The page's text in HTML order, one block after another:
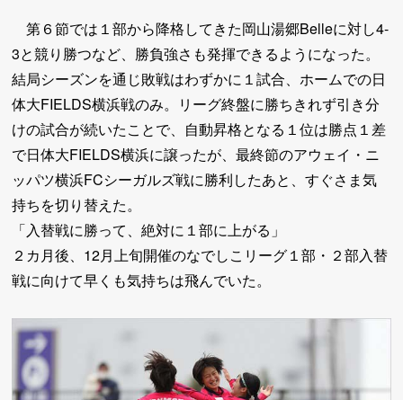
第６節では１部から降格してきた岡山湯郷Belleに対し4-
3と競り勝つなど、勝負強さも発揮できるようになった。
結局シーズンを通じ敗戦はわずかに１試合、ホームでの日
体大FIELDS横浜戦のみ。リーグ終盤に勝ちきれず引き分
けの試合が続いたことで、自動昇格となる１位は勝点１差
で日体大FIELDS横浜に譲ったが、最終節のアウェイ・ニ
ッパツ横浜FCシーガルズ戦に勝利したあと、すぐさま気
持ちを切り替えた。
「入替戦に勝って、絶対に１部に上がる」
２カ月後、12月上旬開催のなでしこリーグ１部・２部入替
戦に向けて早くも気持ちは飛んでいた。